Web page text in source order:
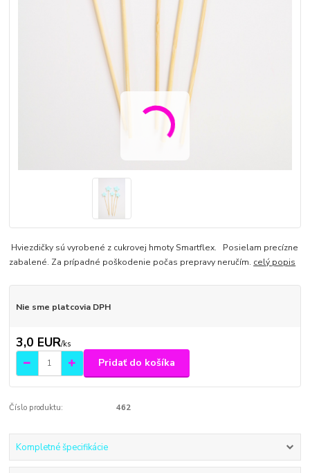
Hviezdičky sú vyrobené z cukrovej hmoty Smartflex. Posielam precízne
zabalené. Za prípadné poškodenie počas prepravy neručím. celý popis
Nie sme platcovia DPH
3,0 EUR/ks
Pridať do košíka
Číslo produktu: 462
Kompletné špecifikácie